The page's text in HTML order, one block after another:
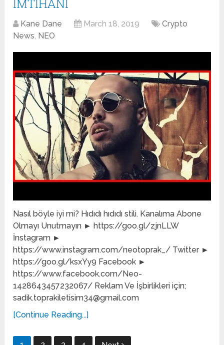
İMTİHANI
Kane Dane March 18, 2019
Crypto
News, NEO
Nasıl böyle iyi mi? Hıdıdı hıdıdı stili. Kanalıma Abone
Olmayı Unutmayın ► https://goo.gl/zjnLLW
İnstagram ►
https://www.instagram.com/neotoprak_/ Twitter ►
https://goo.gl/ksxYy9 Facebook ►
https://www.facebook.com/Neo-
1428643457232067/ Reklam Ve İşbirlikleri için;
sadik.toprakiletisim34@gmail.com
[Continue Reading...]